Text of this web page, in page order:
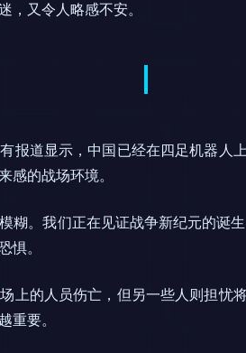
又令人略感不安。
报道显示，中国已经在四足机器人
的战场环境。
糊。我们正在见证战争新纪元的诞
。
上的人员伤亡，但另一些人则担忧
重要。